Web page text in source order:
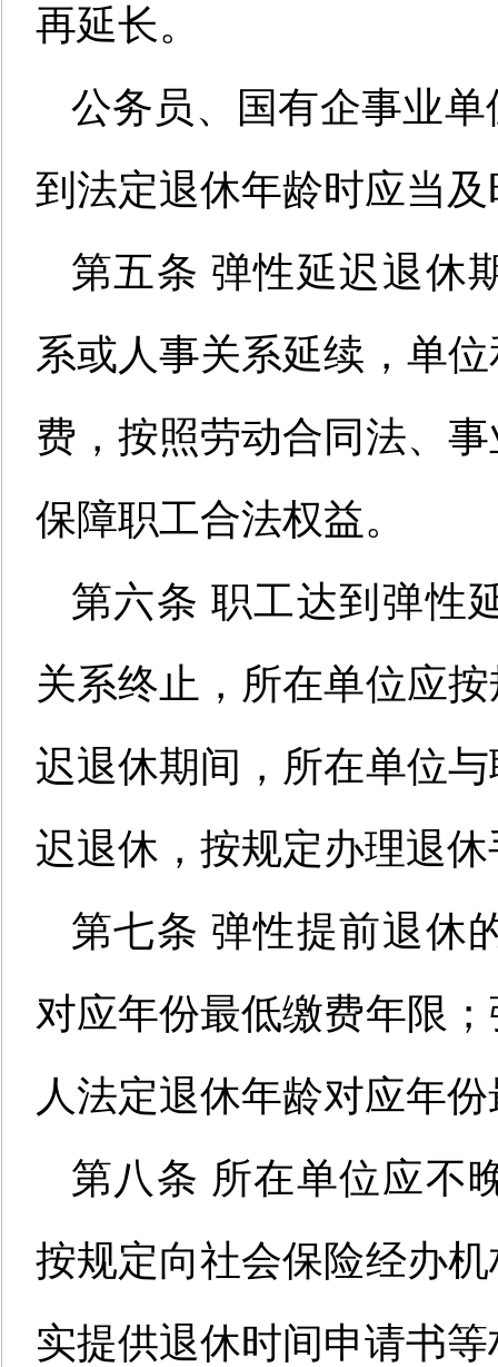
再延长。
公务员、国有企事业
到法定退休年龄时应当
第五条 弹性延迟退休
系或人事关系延续，单
费，按照劳动合同法、
保障职工合法权益。
第六条 职工达到弹性
关系终止，所在单位应
迟退休期间，所在单位
迟退休，按规定办理退
第七条 弹性提前退休
对应年份最低缴费年限
人法定退休年龄对应年
第八条 所在单位应不
按规定向社会保险经办
实提供退休时间申请书